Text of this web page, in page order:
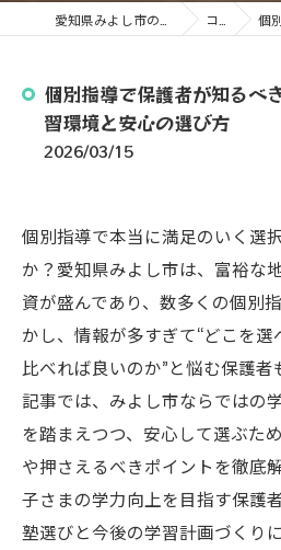
コラム 個別指
個別指導で保護者が知るべ
習環境と安心の選び方
2026/03/15
個別指導で本当に満足のいく選
か？愛知県みよし市は、富裕な
資が盛んであり、数多くの個別
かし、情報が多すぎて“どこを選
比べれば良いのか”と悩む保護
記事では、みよし市ならではの
を踏まえつつ、安心して選ぶた
や押さえるべきポイントを徹底
子さまの学力向上を目指す保護
塾選びと今後の学習計画づくり